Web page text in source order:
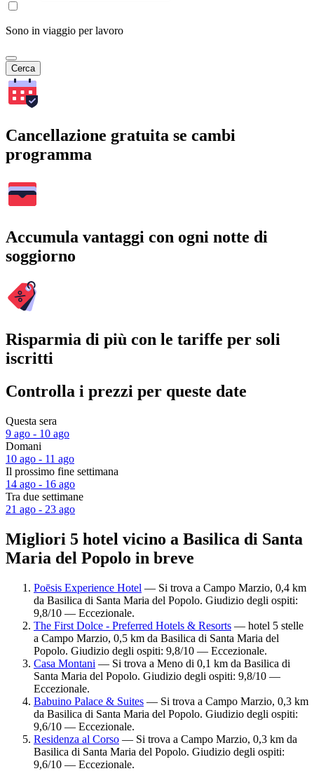
Sono in viaggio per lavoro
Cerca
Cancellazione gratuita se cambi
programma
Accumula vantaggi con ogni notte di
soggiorno
Risparmia di più con le tariffe per soli
iscritti
Controlla i prezzi per queste date
Questa sera
9 ago - 10 ago
Domani
10 ago - 11 ago
Il prossimo fine settimana
14 ago - 16 ago
Tra due settimane
21 ago - 23 ago
Migliori 5 hotel vicino a Basilica di Santa
Maria del Popolo in breve
Poēsis Experience Hotel — Si trova a Campo Marzio, 0,4 km
da Basilica di Santa Maria del Popolo. Giudizio degli ospiti:
9,8/10 — Eccezionale.
The First Dolce - Preferred Hotels & Resorts — hotel 5 stelle
a Campo Marzio, 0,5 km da Basilica di Santa Maria del
Popolo. Giudizio degli ospiti: 9,8/10 — Eccezionale.
Casa Montani — Si trova a Meno di 0,1 km da Basilica di
Santa Maria del Popolo. Giudizio degli ospiti: 9,8/10 —
Eccezionale.
Babuino Palace & Suites — Si trova a Campo Marzio, 0,3 km
da Basilica di Santa Maria del Popolo. Giudizio degli ospiti:
9,6/10 — Eccezionale.
Residenza al Corso — Si trova a Campo Marzio, 0,3 km da
Basilica di Santa Maria del Popolo. Giudizio degli ospiti:
9,6/10 — Eccezionale.